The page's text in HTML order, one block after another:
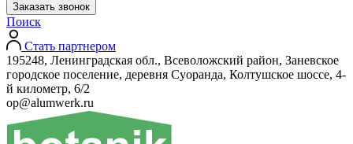
Заказать звонок
Поиск
Стать партнером
195248, Ленинградская обл., Всеволожский район, Заневское
городское поселение, деревня Суоранда, Колтушское шоссе, 4-
й километр, 6/2
op@alumwerk.ru